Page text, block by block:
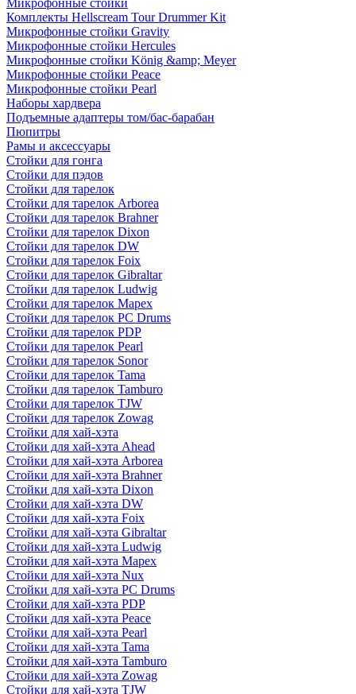
Микрофонные стойки
Комплекты Hellscream Tour Drummer Kit
Микрофонные стойки Gravity
Микрофонные стойки Hercules
Микрофонные стойки König &amp; Meyer
Микрофонные стойки Peace
Микрофонные стойки Pearl
Наборы хардвера
Подъемные адаптеры том/бас-барабан
Пюпитры
Рамы и аксессуары
Стойки для гонга
Стойки для пэдов
Стойки для тарелок
Стойки для тарелок Arborea
Стойки для тарелок Brahner
Стойки для тарелок Dixon
Стойки для тарелок DW
Стойки для тарелок Foix
Стойки для тарелок Gibraltar
Стойки для тарелок Ludwig
Стойки для тарелок Mapex
Стойки для тарелок PC Drums
Стойки для тарелок PDP
Стойки для тарелок Pearl
Стойки для тарелок Sonor
Стойки для тарелок Tama
Стойки для тарелок Tamburo
Стойки для тарелок TJW
Стойки для тарелок Zowag
Стойки для хай-хэта
Стойки для хай-хэта Ahead
Стойки для хай-хэта Arborea
Стойки для хай-хэта Brahner
Стойки для хай-хэта Dixon
Стойки для хай-хэта DW
Стойки для хай-хэта Foix
Стойки для хай-хэта Gibraltar
Стойки для хай-хэта Ludwig
Стойки для хай-хэта Mapex
Стойки для хай-хэта Nux
Стойки для хай-хэта PC Drums
Стойки для хай-хэта PDP
Стойки для хай-хэта Peace
Стойки для хай-хэта Pearl
Стойки для хай-хэта Tama
Стойки для хай-хэта Tamburo
Стойки для хай-хэта Zowag
Стойки для хай-хэта TJW